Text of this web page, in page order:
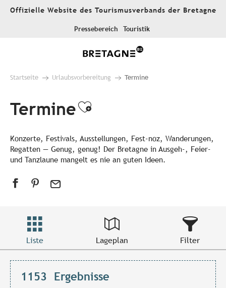
AllerOffizielle Website des Tourismusverbands der Bretagne
Pressebereich Touristik
Startseite Urlaubsvorbereitung Termine
TermineAjouter aux
Konzerte, Festivals, Ausstellungen, Fest-noz, Wanderungen,
Regatten — Genug, genug! Der Bretagne in Ausgeh-, Feier-
und Tanzlaune mangelt es nie an guten Ideen.
Liste Lageplan Filter
1153 Ergebnisse